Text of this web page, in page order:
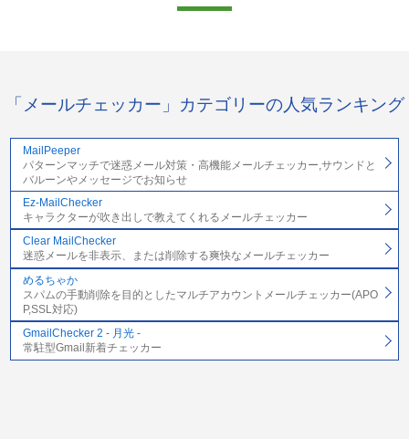
「メールチェッカー」カテゴリーの人気ランキング
MailPeeper
パターンマッチで迷惑メール対策・高機能メールチェッカー,サウンドと
バルーンやメッセージでお知らせ
Ez-MailChecker
キャラクターが吹き出しで教えてくれるメールチェッカー
Clear MailChecker
迷惑メールを非表示、または削除する爽快なメールチェッカー
めるちゃか
スパムの手動削除を目的としたマルチアカウントメールチェッカー(APO
P,SSL対応)
GmailChecker 2 - 月光 -
常駐型Gmail新着チェッカー